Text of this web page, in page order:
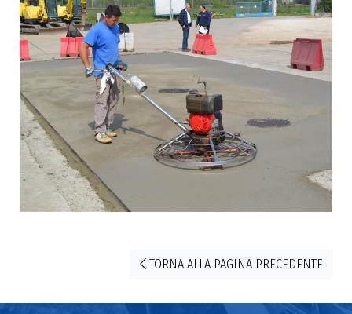
TORNA ALLA PAGINA PRECEDENTE